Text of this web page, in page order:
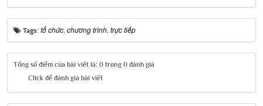
Tags: tổ chức, chương trình, trực tiếp
Tổng số điểm của bài viết là: 0 trong 0 đánh giá
Click để đánh giá bài viết